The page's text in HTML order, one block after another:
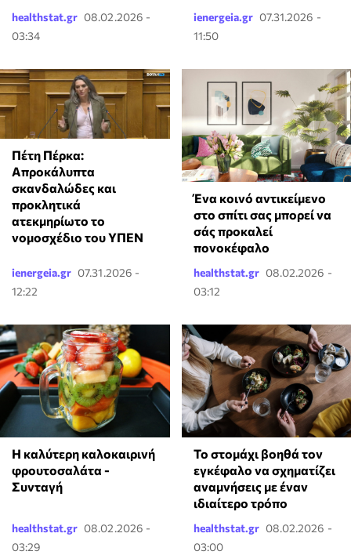
healthstat.gr 08.02.2026 -
03:34
ienergeia.gr 07.31.2026 -
11:50
Πέτη Πέρκα:
Απροκάλυπτα
σκανδαλώδες και
προκλητικά
ατεκμηρίωτο το
νομοσχέδιο του ΥΠΕΝ
ienergeia.gr 07.31.2026 -
12:22
Ένα κοινό αντικείμενο
στο σπίτι σας μπορεί να
σάς προκαλεί
πονοκέφαλο
healthstat.gr 08.02.2026 -
03:12
Η καλύτερη καλοκαιρινή
φρουτοσαλάτα -
Συνταγή
healthstat.gr 08.02.2026 -
03:29
Το στομάχι βοηθά τον
εγκέφαλο να σχηματίζει
αναμνήσεις με έναν
ιδιαίτερο τρόπο
healthstat.gr 08.02.2026 -
03:00